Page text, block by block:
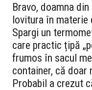
Bravo, doamna
lovitura în materie
Spargi un
care practic țipă
frumos în sacul
container, că doar
Probabil a crezut